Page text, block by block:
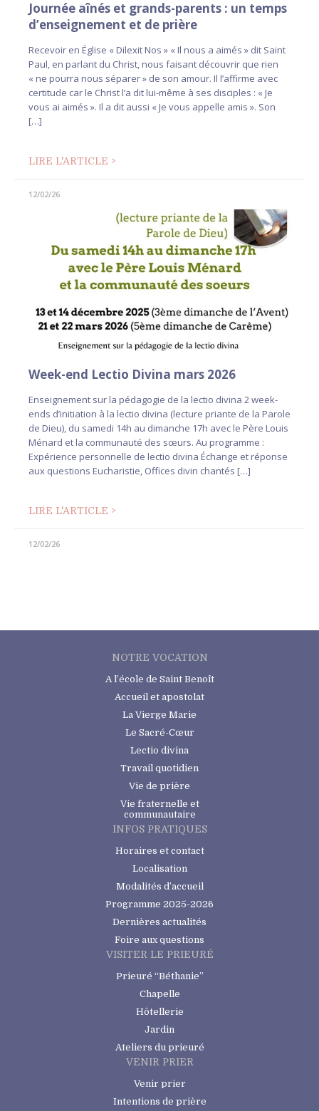
Journée aînés et grands-parents : un temps
d’enseignement et de prière
Recevoir en Église « Dilexit Nos » « Il nous a aimés » dit Saint
Paul, en parlant du Christ, nous faisant découvrir que rien
« ne pourra nous séparer » de son amour. Il l’affirme avec
certitude car le Christ l’a dit lui-même à ses disciples : « Je
vous ai aimés ». Il a dit aussi « Je vous appelle amis ». Son
[…]
LIRE L'ARTICLE >
12/02/26
Week-end Lectio Divina mars 2026
Enseignement sur la pédagogie de la lectio divina 2 week-
ends d’initiation à la lectio divina (lecture priante de la Parole
de Dieu), du samedi 14h au dimanche 17h avec le Père Louis
Ménard et la communauté des sœurs. Au programme :
Expérience personnelle de lectio divina Échange et réponse
aux questions Eucharistie, Offices divin chantés […]
LIRE L'ARTICLE >
12/02/26
NOTRE VOCATION
A l’école de Saint Benoît
Accueil et apostolat
La Vierge Marie
Le Sacré-Cœur
Lectio divina
Travail quotidien
Vie de prière
Vie fraternelle et
communautaire
INFOS PRATIQUES
Horaires et contact
Localisation
Modalités d’accueil
Programme 2025-2026
Dernières actualités
Foire aux questions
VISITER LE PRIEURÉ
Prieuré “Béthanie”
Chapelle
Hôtellerie
Jardin
Ateliers du prieuré
VENIR PRIER
Venir prier
Intentions de prière